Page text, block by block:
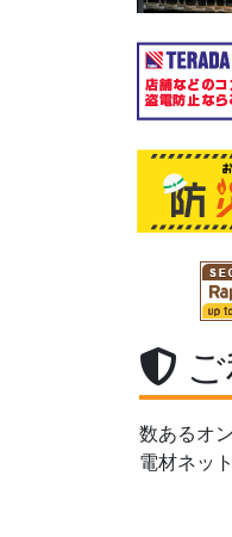
数あるオ
電材ネッ